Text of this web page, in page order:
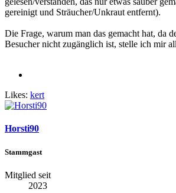
gereinigt und Sträucher/Unkraut entfernt).
Die Frage, warum man das gemacht hat, da
Besucher nicht zugänglich ist, stelle ich mir
Likes: kert
Horsti90
Stammgast
Mitglied seit
2023